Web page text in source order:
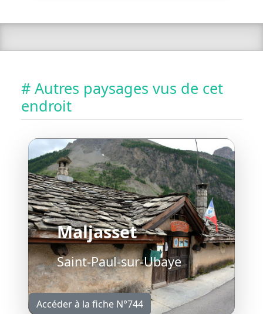
# Autres paysages vus de cet
endroit
Maljasset
Saint-Paul-sur-Ubaye
Accéder à la fiche N°744